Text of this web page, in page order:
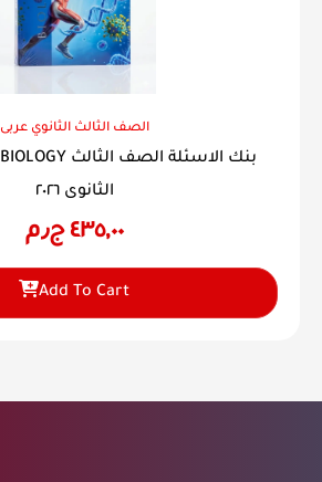
الصف الثالث الثانوي عربى
الثانوى ٢٠٢٦
٤٣٥,٠٠ ج٫م
Add To Cart